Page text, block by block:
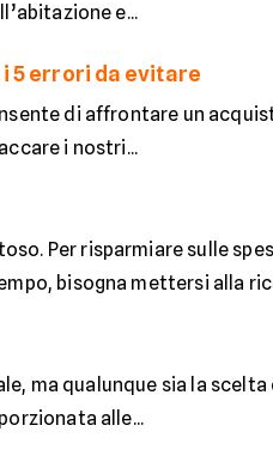
e...
5 errori da evitare
di affrontare un
i nostri...
Per risparmiare sulle
bisogna mettersi alla
ma qualunque sia la scelta
alle...